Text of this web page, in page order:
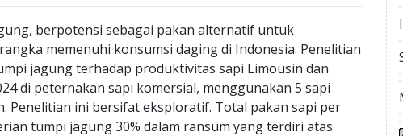
berpotensi sebagai pakan alternatif untuk
memenuhi konsumsi daging di Indonesia. Penelitian
jagung terhadap produktivitas sapi Limousin dan
di peternakan sapi komersial, menggunakan 5 sapi
Penelitian ini bersifat eksploratif. Total pakan sapi per
tumpi jagung 30% dalam ransum yang terdiri atas